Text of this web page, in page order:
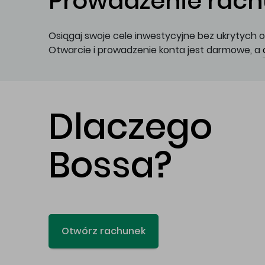
Osiągaj swoje cele inwestycyjne bez ukrytych
Otwarcie i prowadzenie konta jest darmowe, a
Dlaczego
Bossa?
Otwórz rachunek